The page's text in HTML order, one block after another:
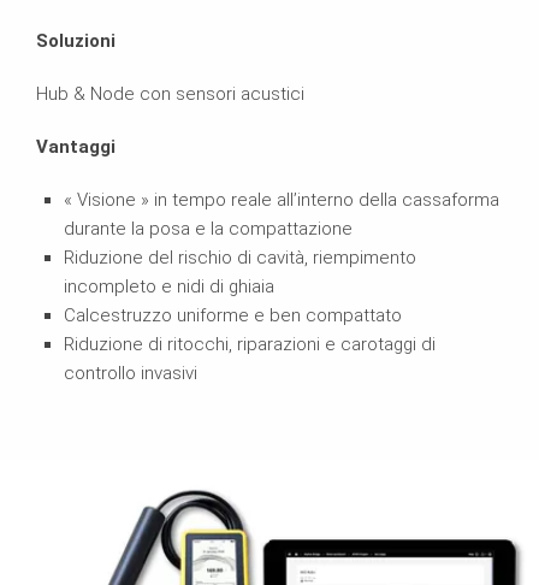
Soluzioni
Hub & Node con sensori acustici
Vantaggi
« Visione » in tempo reale all’interno della cassaforma
durante la posa e la compattazione
Riduzione del rischio di cavità, riempimento
incompleto e nidi di ghiaia
Calcestruzzo uniforme e ben compattato
Riduzione di ritocchi, riparazioni e carotaggi di
controllo invasivi